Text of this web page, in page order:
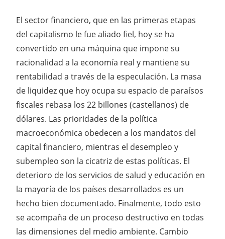
El sector financiero, que en las primeras etapas
del capitalismo le fue aliado fiel, hoy se ha
convertido en una máquina que impone su
racionalidad a la economía real y mantiene su
rentabilidad a través de la especulación. La masa
de liquidez que hoy ocupa su espacio de paraísos
fiscales rebasa los 22 billones (castellanos) de
dólares. Las prioridades de la política
macroeconómica obedecen a los mandatos del
capital financiero, mientras el desempleo y
subempleo son la cicatriz de estas políticas. El
deterioro de los servicios de salud y educación en
la mayoría de los países desarrollados es un
hecho bien documentado. Finalmente, todo esto
se acompaña de un proceso destructivo en todas
las dimensiones del medio ambiente. Cambio